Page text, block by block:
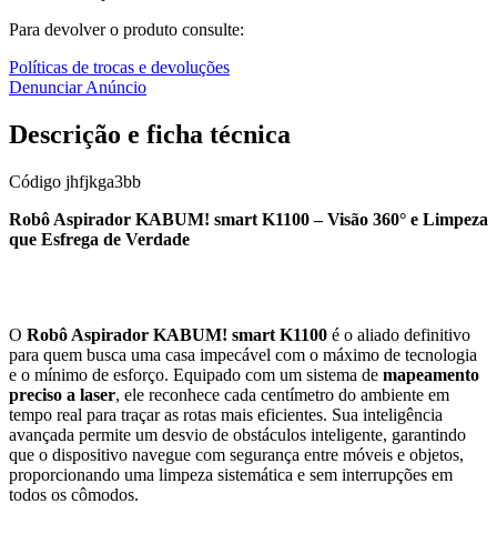
Para devolver o produto consulte:
Políticas de trocas e devoluções
Denunciar Anúncio
Descrição e ficha técnica
Código jhfjkga3bb
Robô Aspirador KABUM! smart K1100 – Visão 360° e Limpeza
que Esfrega de Verdade
O Robô Aspirador KABUM! smart K1100 é o aliado definitivo
para quem busca uma casa impecável com o máximo de tecnologia
e o mínimo de esforço. Equipado com um sistema de mapeamento
preciso a laser, ele reconhece cada centímetro do ambiente em
tempo real para traçar as rotas mais eficientes. Sua inteligência
avançada permite um desvio de obstáculos inteligente, garantindo
que o dispositivo navegue com segurança entre móveis e objetos,
proporcionando uma limpeza sistemática e sem interrupções em
todos os cômodos.